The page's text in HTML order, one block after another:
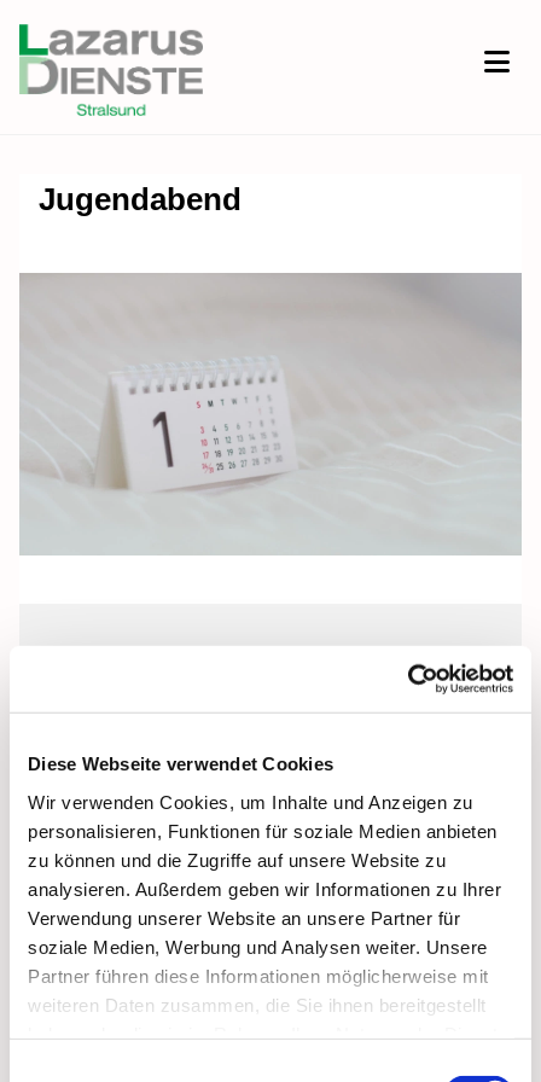
Diese Webseite verwendet Cookies
Wir verwenden Cookies, um Inhalte und Anzeigen zu
personalisieren, Funktionen für soziale Medien anbieten
zu können und die Zugriffe auf unsere Website zu
analysieren. Außerdem geben wir Informationen zu Ihrer
Verwendung unserer Website an unsere Partner für
soziale Medien, Werbung und Analysen weiter. Unsere
Partner führen diese Informationen möglicherweise mit
weiteren Daten zusammen, die Sie ihnen bereitgestellt
Jugendabend
Freitag, 18. September 2026, 18:00
Uhr
Pfarrkeller, Stralsund, Frankenwall 7,
18439 Stralsund